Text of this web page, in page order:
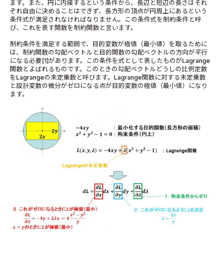
ます。また、円に内接するという条件から、長辺と短辺の長さはそれ
ぞれ自由に決めることはできず、長方形の頂点が円周上にあるという
条件式が満足されなければなりません。この条件式を制約条件と呼
び、これを表す関数を制約関数と言います。
制約条件を満足する範囲で、目的変数が極値（最小値）を取るために
は、制約関数の勾配ベクトルと目的関数の勾配ベクトルの方向が平行
になる必要[1]があります。この条件を式として表したものがLagrange
関数とよばれるものです。このときの勾配ベクトルどうしの比例定数
をLagrangeの未定乗数と呼びます。Lagrange関数に対する未定乗数
と設計変数の微分がゼロになる点が目的変数の極値（最小値）になり
ます。